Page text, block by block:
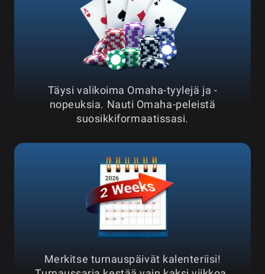
Täysi valikoima Omaha-tyylejä ja -
nopeuksia. Nauti Omaha-peleistä
suosikkiformaatissasi.
Merkitse turnauspäivät kalenteriisi!